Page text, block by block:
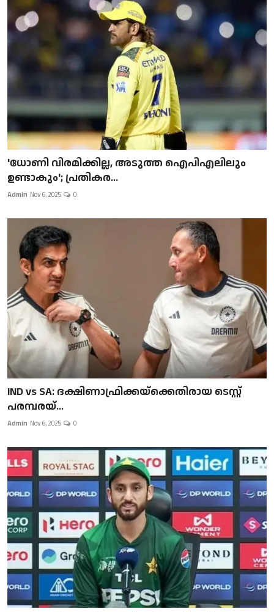
'ധോണി വിരമിക്കില്ല, അടുത്ത ഐപിഎലിലും
ഉണ്ടാകും'; പ്രതികര...
Admin Nov 6, 2025 0
IND vs SA: ദക്ഷിണാഫ്രിക്കയ്‌ക്കെതിരായ ടെസ്റ്റ്
പരമ്പരയ്...
Admin Nov 6, 2025 0